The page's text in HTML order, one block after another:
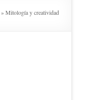
»Mitología y creatividad